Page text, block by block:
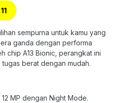
sempurna untuk kamu yang
ganda dengan performa
chip A13 Bionic, perangkat ini
tugas berat dengan mudah.
MP dengan Night Mode.